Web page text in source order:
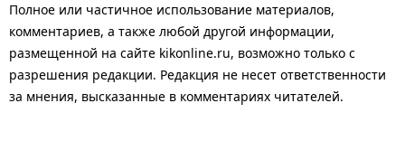
Полное или частичное использование материалов,
комментариев, а также любой другой информации,
размещенной на сайте kikonline.ru, возможно только с
разрешения редакции. Редакция не несет ответственности
за мнения, высказанные в комментариях читателей.